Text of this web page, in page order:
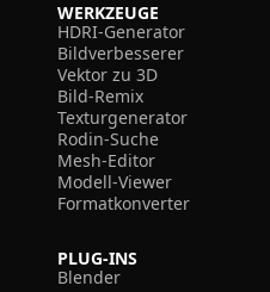
WERKZEUGE
HDRI-Generator
Bildverbesserer
Vektor zu 3D
Bild-Remix
Texturgenerator
Rodin-Suche
Mesh-Editor
Modell-Viewer
Formatkonverter
PLUG-INS
Blender